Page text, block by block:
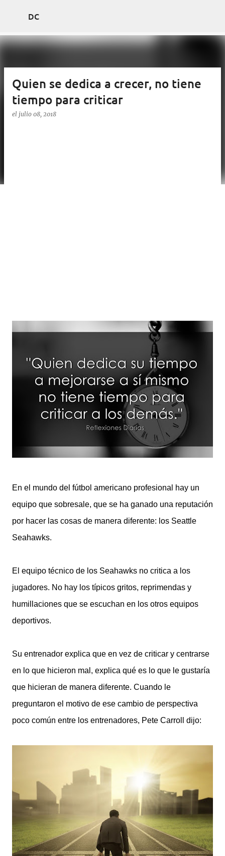
DC
Quien se dedica a crecer, no tiene
tiempo para criticar
el julio 08, 2018
En el mundo del fútbol americano profesional hay un
equipo que sobresale, que se ha ganado una reputación
por hacer las cosas de manera diferente: los Seattle
Seahawks.
El equipo técnico de los Seahawks no critica a los
jugadores. No hay los típicos gritos, reprimendas y
humillaciones que se escuchan en los otros equipos
deportivos.
Su entrenador explica que en vez de criticar y centrarse
en lo que hicieron mal, explica qué es lo que le gustaría
que hicieran de manera diferente. Cuando le
preguntaron el motivo de ese cambio de perspectiva
poco común entre los entrenadores, Pete Carroll dijo: